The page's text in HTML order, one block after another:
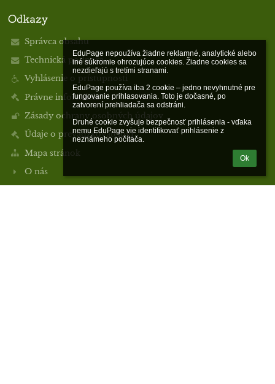
EduPage nepoužíva žiadne reklamné, analytické alebo
iné súkromie ohrozujúce cookies. Žiadne cookies sa
nezdieľajú s tretími stranami.
EduPage používa iba 2 cookie – jedno nevyhnutné pre
fungovanie prihlasovania. Toto je dočasné, po
zatvorení prehliadača sa odstráni.
Druhé cookie zvyšuje bezpečnosť prihlásenia - vďaka
nemu EduPage vie identifikovať prihlásenie z
neznámeho počítača.
Ok
Odkazy
Správca obsahu
Technická podpora
Vyhlásenie o prístupnosti
Právne informácie
Zásady ochrany osobných údajov
Údaje o prevádzkovateľovi
Mapa stránok
O nás